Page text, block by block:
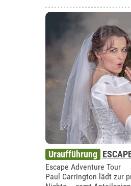
Uraufführung
Escape Adventure Tour
Paul Carrington lädt zur